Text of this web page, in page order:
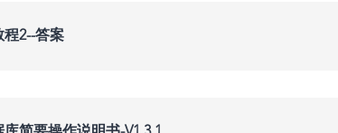
程2--答案